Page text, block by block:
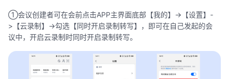
①会议创建者可在会前点击APP主界面底部【我的】->【设置】-
>【云录制】->勾选【同时开启录制转写】，即可在自己发起的会
议中，开启云录制时同时开启录制转写。